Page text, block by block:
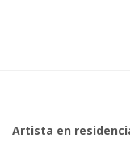
Artista en